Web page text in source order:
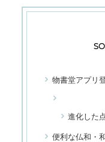
物書堂アプリ
進化した
便利な仏和・